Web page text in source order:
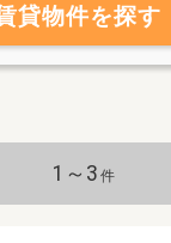
貸物件を探す
1～3 件